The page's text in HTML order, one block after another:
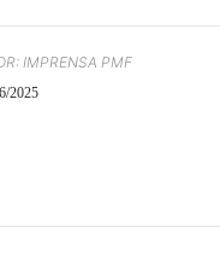
IMPRENSA PMF
2025